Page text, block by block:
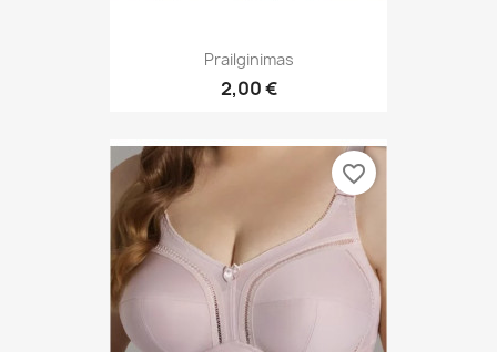
Prailginimas
2,00 €
favorite_border